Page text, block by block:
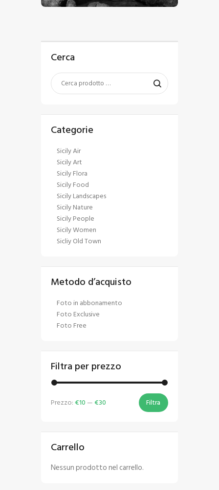
Cerca
Categorie
Sicily Air
Sicily Art
Sicily Flora
Sicily Food
Sicily Landscapes
Sicily Nature
Sicily People
Sicily Women
Sicliy Old Town
Metodo d’acquisto
Foto in abbonamento
Foto Exclusive
Foto Free
Filtra per prezzo
Filtra
Prezzo:€10 —€30
Carrello
Nessun prodotto nel carrello.